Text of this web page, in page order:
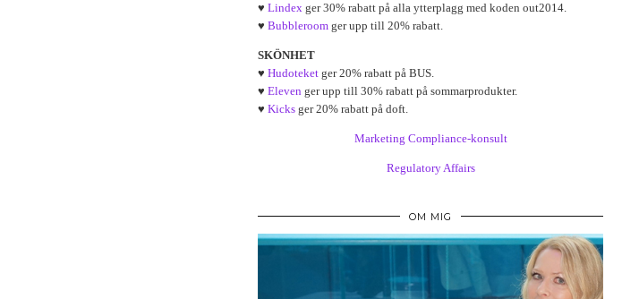
♥ Lindex ger 30% rabatt på alla ytterplagg med koden out2014.
♥ Bubbleroom ger upp till 20% rabatt.
SKÖNHET
♥ Hudoteket ger 20% rabatt på BUS.
♥ Eleven ger upp till 30% rabatt på sommarprodukter.
♥ Kicks ger 20% rabatt på doft.
Marketing Compliance-konsult
Regulatory Affairs
OM MIG